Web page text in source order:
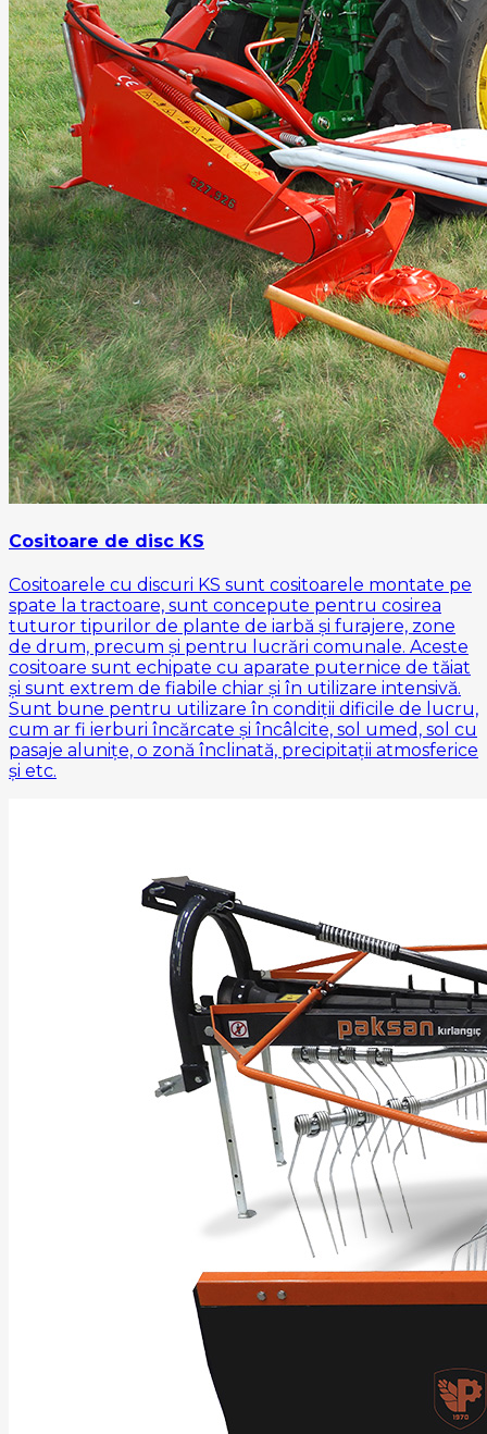
Cositoare de disc KS
Cositoarele cu discuri KS sunt cositoarele montate pe
spate la tractoare, sunt concepute pentru cosirea
tuturor tipurilor de plante de iarbă și furajere, zone
de drum, precum și pentru lucrări comunale. Aceste
cositoare sunt echipate cu aparate puternice de tăiat
și sunt extrem de fiabile chiar și în utilizare intensivă.
Sunt bune pentru utilizare în condiții dificile de lucru,
cum ar fi ierburi încărcate și încâlcite, sol umed, sol cu
​​pasaje alunițe, o zonă înclinată, precipitații atmosferice
și etc.